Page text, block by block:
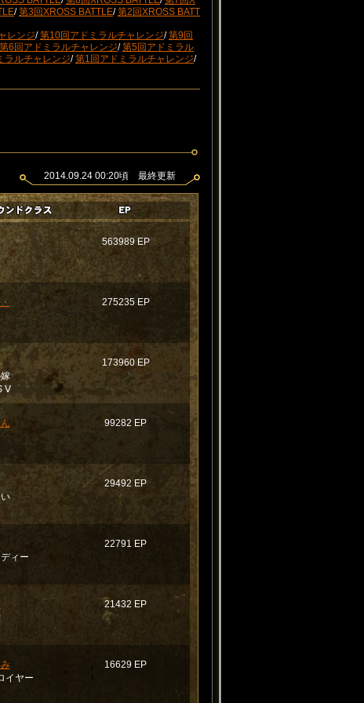
/第3回XROSS BATTLE/第2回XROSS BATT
レンジ/第10回アドミラルチャレンジ/第9回
第6回アドミラルチャレンジ/第5回アドミラル
ラルチャレンジ/第1回アドミラルチャレンジ/
2014.09.24 00:20頃 最終更新
563989 EP
275235 EP
Ⅴ
173960 EP
99282 EP
29492 EP
ィー
22791 EP
21432 EP
イヤー
16629 EP